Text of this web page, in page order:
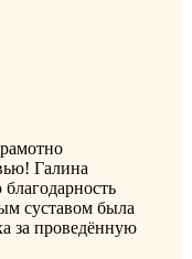
Галина
суставом была
за проведённую